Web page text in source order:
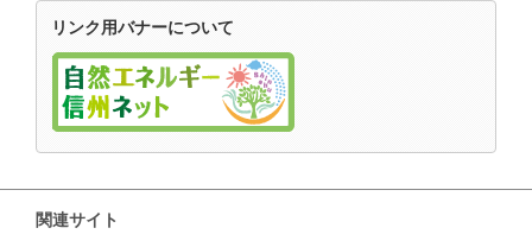
リンク用バナーについて
関連サイト